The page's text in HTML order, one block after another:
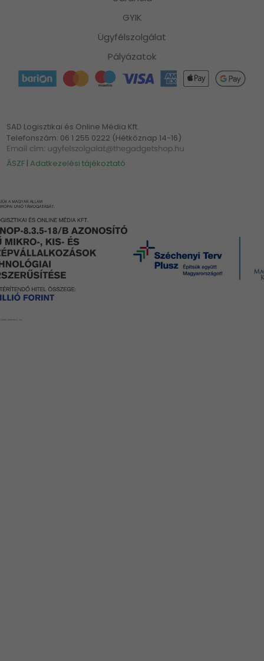
GYIK
Ügyfélszolgálat
Pályázatok
SAD Logisztikai és Online Média Kft.
Telefonszám: 06 1 255 0222 (Hétköznap 14-16)
ÁSZF |Adatkezelési tájékoztató